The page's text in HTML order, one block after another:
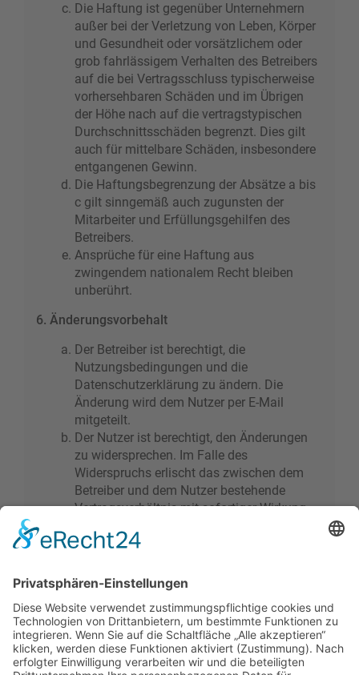
Die Haftung ist gegenüber Unternehmern
außer bei der Verletzung von Leben, Körper
und Gesundheit oder vorsätzlichem oder
grob fahrlässigem Verhalten des Betreibers
auf die bei Vertragsschluss typischerweise
vorhersehbaren Schäden und im Übrigen
der Höhe nach auf die vertragstypischen
Durchschnittsschäden begrenzt. Dies gilt
auch für mittelbare Schäden, insbesondere
entgangenen Gewinn.
Die Haftungsbegrenzung der Absätze a bis
c gilt sinngemäß auch zugunsten der
Mitarbeiter und Erfüllungsgehilfen des
Betreibers.
Ansprüche für eine Haftung aus
zwingendem nationalem Recht bleiben
unberührt.
6. Änderungsvorbehalt
Der Betreiber ist berechtigt, die
Nutzungsbedingungen und die
Datenschutzerklärung zu ändern. Die
Änderung wird dem Nutzer per E-Mail
mitgeteilt.
Der Nutzer ist berechtigt, den Änderungen
zu widersprechen. Im Falle des
Widerspruchs erlischt das zwischen dem
Betreiber und dem Nutzer bestehende
Vertragsverhältnis mit sofortiger Wirkung.
verbindlich, wenn der Nutzer den
Informationen über den Umgang mit deinen
persönlichen Daten sind in der
Datenschutzerklärung enthalten.